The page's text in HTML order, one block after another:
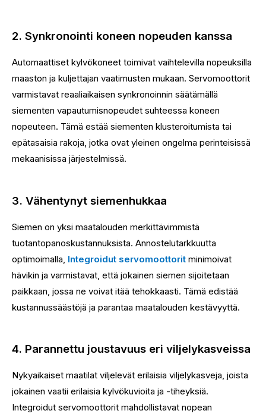
2. Synkronointi koneen nopeuden kanssa
Automaattiset kylvökoneet toimivat vaihtelevilla nopeuksilla
maaston ja kuljettajan vaatimusten mukaan. Servomoottorit
varmistavat reaaliaikaisen synkronoinnin säätämällä
siementen vapautumisnopeudet suhteessa koneen
nopeuteen. Tämä estää siementen klusteroitumista tai
epätasaisia ​​rakoja, jotka ovat yleinen ongelma perinteisissä
mekaanisissa järjestelmissä.
3. Vähentynyt siemenhukkaa
Siemen on yksi maatalouden merkittävimmistä
tuotantopanoskustannuksista. Annostelutarkkuutta
optimoimalla, Integroidut servomoottorit minimoivat
hävikin ja varmistavat, että jokainen siemen sijoitetaan
paikkaan, jossa ne voivat itää tehokkaasti. Tämä edistää
kustannussäästöjä ja parantaa maatalouden kestävyyttä.
4. Parannettu joustavuus eri viljelykasveissa
Nykyaikaiset maatilat viljelevät erilaisia ​​viljelykasveja, joista
jokainen vaatii erilaisia ​​kylvökuvioita ja -tiheyksiä.
Integroidut servomoottorit mahdollistavat nopean